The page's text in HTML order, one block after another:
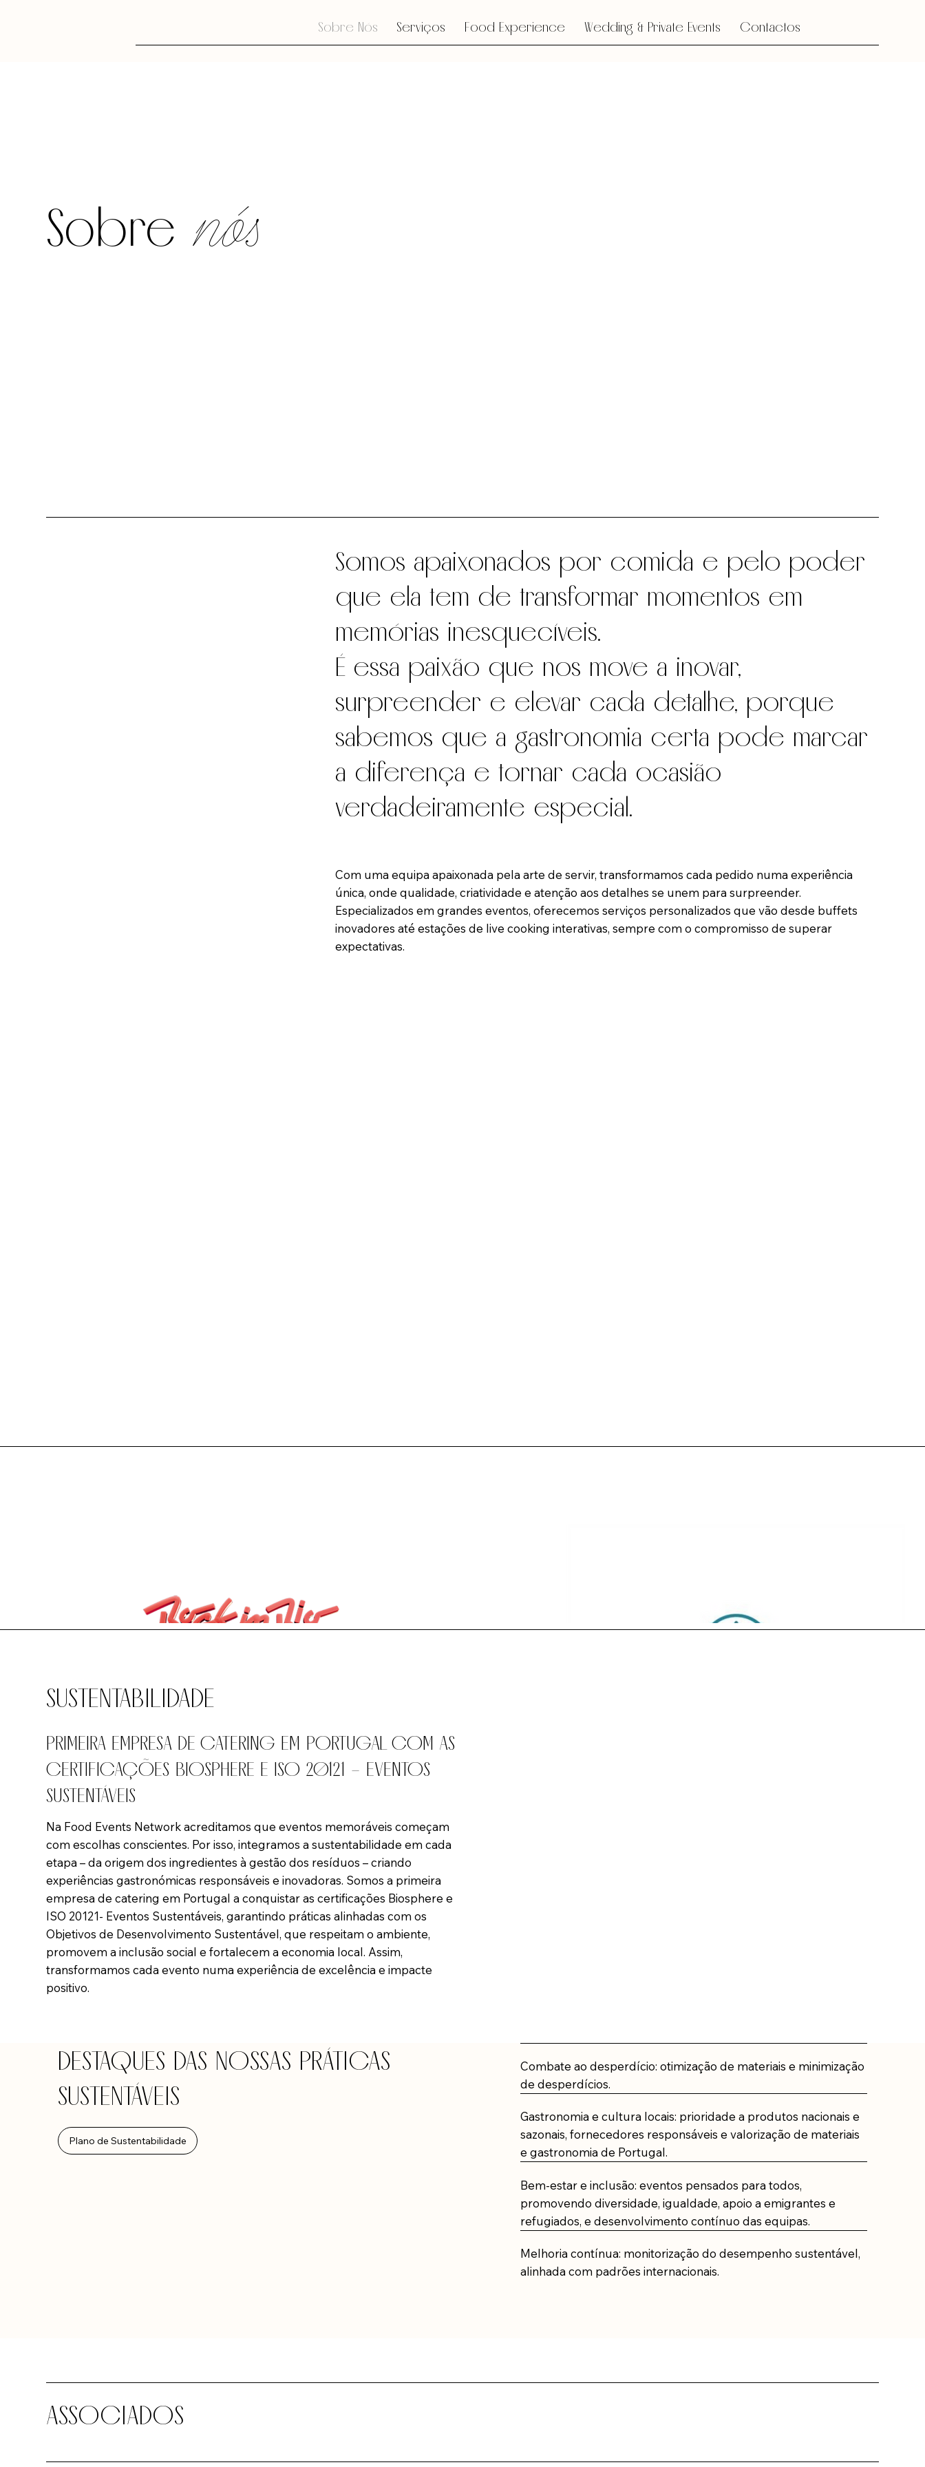
Sobre Nós Serviços Food Experience Wedding & Private Events Contactos
Sobre nós
Somos apaixonados por comida e pelo poder
que ela tem de transformar momentos em
memórias inesquecíveis.
É essa paixão que nos move a inovar,
surpreender e elevar cada detalhe, porque
sabemos que a gastronomia certa pode marcar
a diferença e tornar cada ocasião
verdadeiramente especial.
Com uma equipa apaixonada pela arte de servir, transformamos cada pedido numa experiência
única, onde qualidade, criatividade e atenção aos detalhes se unem para surpreender.
Especializados em grandes eventos, oferecemos serviços personalizados que vão desde buffets
inovadores até estações de live cooking interativas, sempre com o compromisso de superar
expectativas.
SUSTENTABILIDADE
Na Food Events Network acreditamos que eventos memoráveis começam
com escolhas conscientes. Por isso, integramos a sustentabilidade em cada
etapa – da origem dos ingredientes à gestão dos resíduos – criando
experiências gastronómicas responsáveis e inovadoras. Somos a primeira
empresa de catering em Portugal a conquistar as certificações Biosphere e
ISO 20121- Eventos Sustentáveis, garantindo práticas alinhadas com os
Objetivos de Desenvolvimento Sustentável, que respeitam o ambiente,
promovem a inclusão social e fortalecem a economia local. Assim,
transformamos cada evento numa experiência de excelência e impacte
positivo.​
PRIMEIRA EMPRESA DE CATERING EM PORTUGAL COM AS
CERTIFICAÇÕES BIOSPHERE E ISO 20121 – EVENTOS
SUSTENTÁVEIS​
DESTAQUES DAS NOSSAS PRÁTICAS
SUSTENTÁVEIS
Plano de Sustentabilidade
Combate ao desperdício: otimização de materiais e minimização
de desperdícios.​
Gastronomia e cultura locais: prioridade a produtos nacionais e
sazonais, fornecedores responsáveis e valorização de materiais
e gastronomia de Portugal.​
Bem-estar e inclusão: eventos pensados para todos,
promovendo diversidade, igualdade, apoio a emigrantes e
refugiados, e desenvolvimento contínuo das equipas.​
Melhoria contínua: monitorização do desempenho sustentável,
alinhada com padrões internacionais.​
ASSOCIADOS